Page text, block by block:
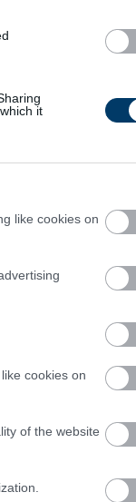
it
like cookies on
cookies on
of the website
Ez a módszer